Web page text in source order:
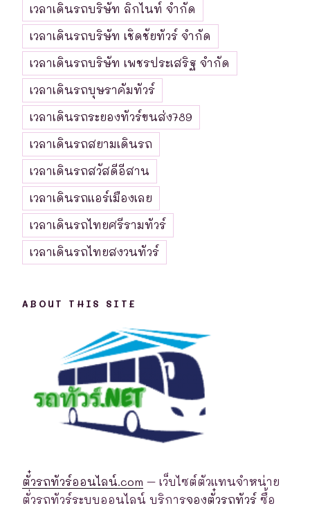
เวลาเดินรถบริษัท ลิกไนท์ จำกัด
เวลาเดินรถบริษัท เชิดชัยทัวร์ จำกัด
เวลาเดินรถบริษัท เพชรประเสริฐ จำกัด
เวลาเดินรถบุษราคัมทัวร์
เวลาเดินรถระยองทัวร์ขนส่ง789
เวลาเดินรถสยามเดินรถ
เวลาเดินรถสวัสดีอีสาน
เวลาเดินรถแอร์เมืองเลย
เวลาเดินรถไทยศรีรามทัวร์
เวลาเดินรถไทยสงวนทัวร์
ABOUT THIS SITE
ตั๋วรถทัวร์ออนไลน์.com – เว็บไซต์ตัวแทนจำหน่าย
ตั่วรถทัวร์ระบบออนไลน์ บริการจองตั๋วรถทัวร์ ซื้อ